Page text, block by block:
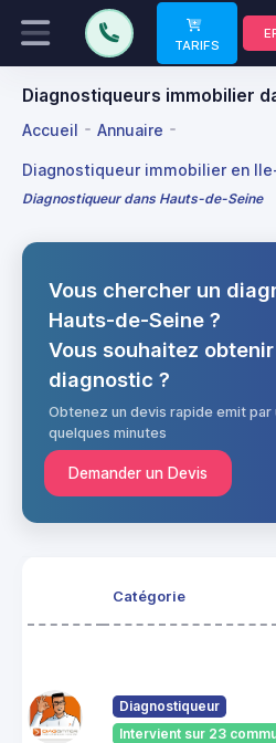
TARIFS
Diagnostiqueurs immobilier
Accueil Annuaire
Diagnostiqueur immobilier en
Diagnostiqueur dans Hauts-de-Seine
Vous chercher un
Hauts-de-Seine ?
Vous souhaitez
diagnostic ?
Obtenez un devis rapide emit par
quelques minutes
Demander un Devis
Catégorie
Diagnostiqueur
Intervient sur 23